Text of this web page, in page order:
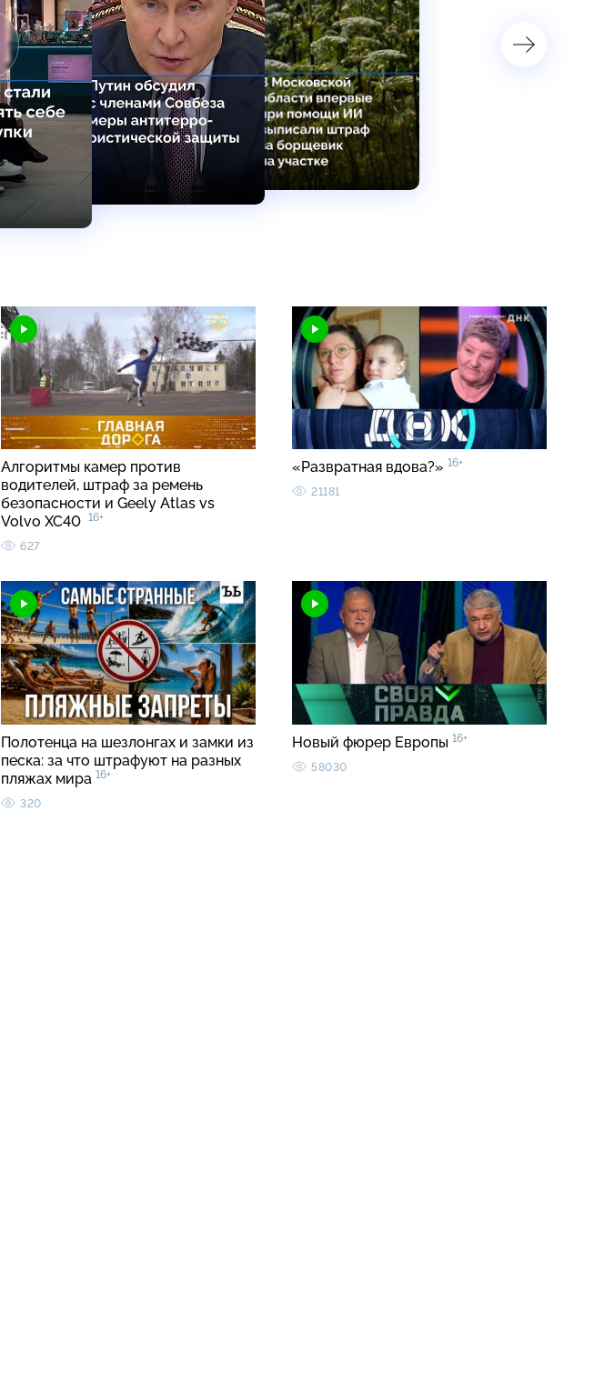
Алгоритмы камер против
водителей, штраф за ремень
безопасности и Geely Atlas vs
Volvo XC40 16+
627
«Развратная вдова?» 16+
21181
Полотенца на шезлонгах и замки из
песка: за что штрафуют на разных
пляжах мира 16+
320
Новый фюрер Европы 16+
58030